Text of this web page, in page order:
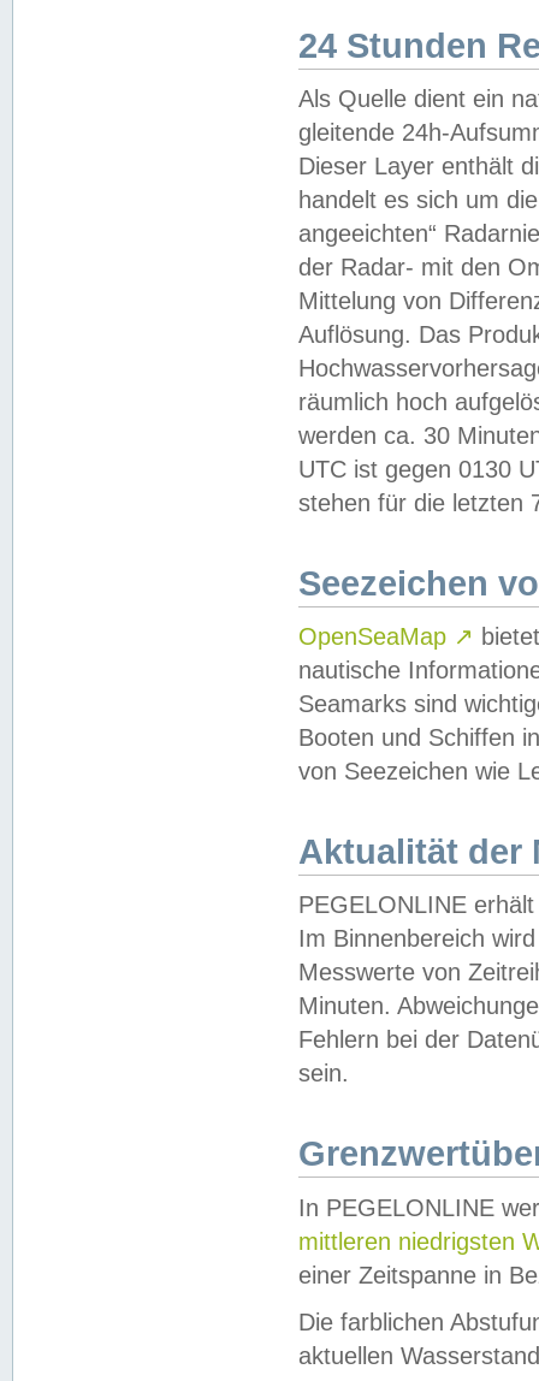
24 Stunden
Als Quelle dient ein
gleitende 24h-
Dieser Layer enthält
handelt es sich um
angeeichten“
der Radar- mit den
Mittelung von
Auflösung. Das
räumlich hoch
werden ca. 30
UTC ist gegen 0130
stehen für die letzten
Seezeichen
OpenSeaMap ↗
nautische
Seamarks sind
Booten und Schiffen
von Seezeichen wie
Aktualität der
PEGELONLINE
Im Binnenbereich
Messwerte von
Minuten.
Fehlern bei der
sein.
In PEGELONLINE
mittleren niedrigsten
einer Zeitspanne in
Die farblichen
aktuellen